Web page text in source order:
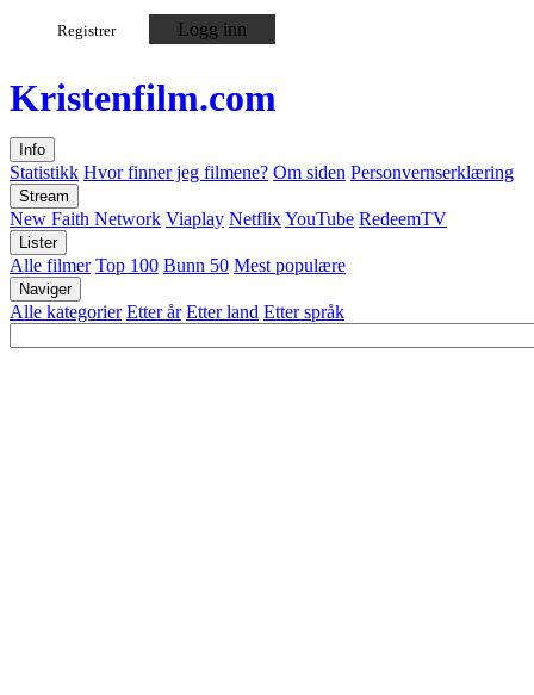
Registrer Logg inn
Kristenfilm.com
Info
Statistikk Hvor finner jeg filmene? Om siden Personvernserklæring
Stream
New Faith Network Viaplay NetflixYouTube RedeemTV
Lister
Alle filmer Top 100 Bunn 50 Mest populære
Naviger
Alle kategorier Etter år Etter land Etter språk